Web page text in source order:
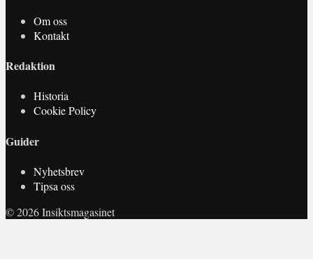
Om oss
Kontakt
Redaktion
Historia
Cookie Policy
Guider
Nyhetsbrev
Tipsa oss
© 2026 Insiktsmagasinet